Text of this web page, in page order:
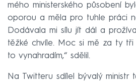
mého ministerského působení
oporou a měla pro tuhle práci
Dodávala mi sílu jít dál a
těžké chvíle. Moc si mě za ty tři
to vynahradím,“ sdělil.
Na Twitteru sdílel bývalý ministr